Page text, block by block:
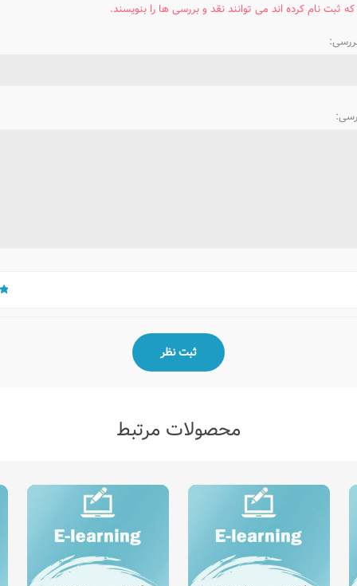
که ثبت نام کرده اند می توانند نقد و بررسی ها را بنویسند.
محصولات مرتبط